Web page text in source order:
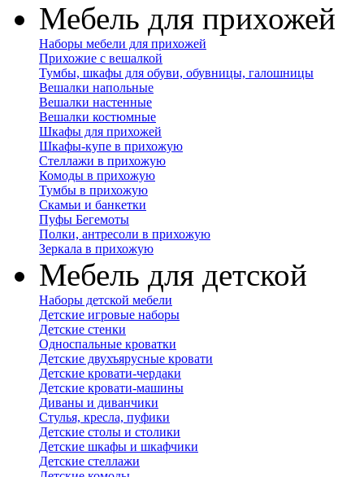
Мебель для прихожей
Наборы мебели для прихожей
Прихожие с вешалкой
Тумбы, шкафы для обуви, обувницы, галошницы
Вешалки напольные
Вешалки настенные
Вешалки костюмные
Шкафы для прихожей
Шкафы-купе в прихожую
Стеллажи в прихожую
Комоды в прихожую
Тумбы в прихожую
Скамьи и банкетки
Пуфы Бегемоты
Полки, антресоли в прихожую
Зеркала в прихожую
Мебель для детской
Наборы детской мебели
Детские игровые наборы
Детские стенки
Односпальные кроватки
Детские двухъярусные кровати
Детские кровати-чердаки
Детские кровати-машины
Диваны и диванчики
Стулья, кресла, пуфики
Детские столы и столики
Детские шкафы и шкафчики
Детские стеллажи